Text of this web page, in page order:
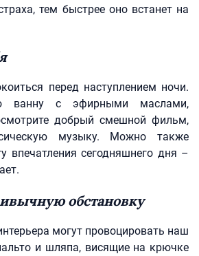
тем быстрее оно встанет на
перед наступлением ночи.
ванну с эфирными маслами,
добрый смешной фильм,
музыку. Можно также
впечатления сегодняшнего дня –
обстановку
могут провоцировать наш
и шляпа, висящие на крючке